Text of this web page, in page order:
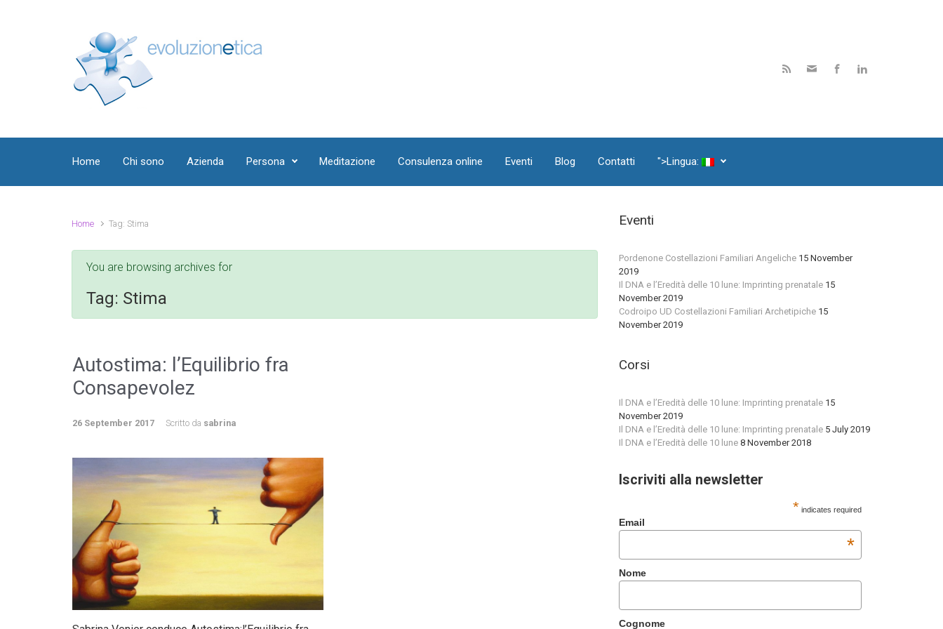
Home Chi sono Azienda Persona Meditazione Consulenza online Eventi Blog Contatti ">Lingua:
Home Tag: Stima
You are browsing archives for
Tag: Stima
Autostima: l’Equilibrio fra
Consapevolez
26 September 2017 Scritto da sabrina
Eventi
Pordenone Costellazioni Familiari Angeliche 15 November
2019
Il DNA e l’Eredità delle 10 lune: Imprinting prenatale 15
November 2019
Codroipo UD Costellazioni Familiari Archetipiche 15
November 2019
Corsi
Il DNA e l’Eredità delle 10 lune: Imprinting prenatale 15
November 2019
Il DNA e l’Eredità delle 10 lune: Imprinting prenatale 5 July 2019
Il DNA e l’Eredità delle 10 lune 8 November 2018
Iscriviti alla newsletter
* indicates required
Email
*
Nome
Cognome